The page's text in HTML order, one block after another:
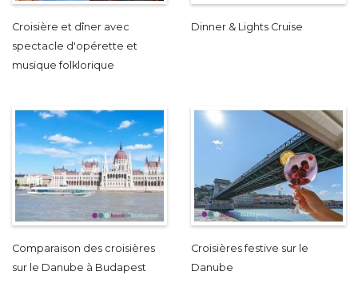
Croisière et dîner avec
spectacle d'opérette et
musique folklorique
Dinner & Lights Cruise
Comparaison des croisières
sur le Danube à Budapest
Croisières festive sur le
Danube